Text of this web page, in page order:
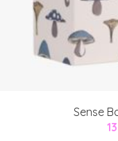
Sense